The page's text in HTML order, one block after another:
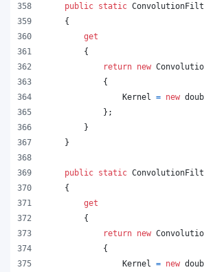
public static
{
get
{
return new
{
Kernel
= new
} ;
}
}
public static
{
get
{
return new
{
Kernel
= new